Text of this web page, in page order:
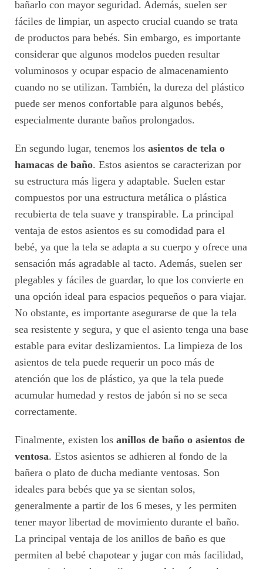
bañarlo con mayor seguridad. Además, suelen ser
fáciles de limpiar, un aspecto crucial cuando se trata
de productos para bebés. Sin embargo, es importante
considerar que algunos modelos pueden resultar
voluminosos y ocupar espacio de almacenamiento
cuando no se utilizan. También, la dureza del plástico
puede ser menos confortable para algunos bebés,
especialmente durante baños prolongados.
En segundo lugar, tenemos los asientos de tela o
hamacas de baño. Estos asientos se caracterizan por
su estructura más ligera y adaptable. Suelen estar
compuestos por una estructura metálica o plástica
recubierta de tela suave y transpirable. La principal
ventaja de estos asientos es su comodidad para el
bebé, ya que la tela se adapta a su cuerpo y ofrece una
sensación más agradable al tacto. Además, suelen ser
plegables y fáciles de guardar, lo que los convierte en
una opción ideal para espacios pequeños o para viajar.
No obstante, es importante asegurarse de que la tela
sea resistente y segura, y que el asiento tenga una base
estable para evitar deslizamientos. La limpieza de los
asientos de tela puede requerir un poco más de
atención que los de plástico, ya que la tela puede
acumular humedad y restos de jabón si no se seca
correctamente.
Finalmente, existen los anillos de baño o asientos de
ventosa. Estos asientos se adhieren al fondo de la
bañera o plato de ducha mediante ventosas. Son
ideales para bebés que ya se sientan solos,
generalmente a partir de los 6 meses, y les permiten
tener mayor libertad de movimiento durante el baño.
La principal ventaja de los anillos de baño es que
permiten al bebé chapotear y jugar con más facilidad,